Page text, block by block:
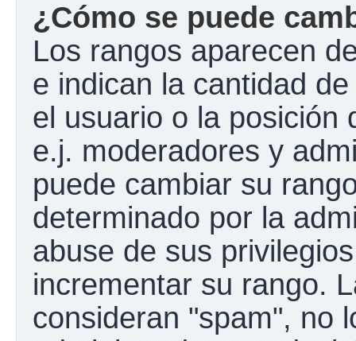
¿Cómo se puede
Los rangos aparecen
e indican la cantidad
el usuario o la posición
e.j. moderadores y
puede cambiar su
determinado por la
abuse de sus
incrementar su rango.
consideran "spam", no